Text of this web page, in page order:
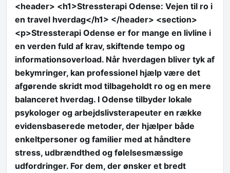
<header> <h1>Stressterapi Odense: Vejen til ro i
en travel hverdag</h1> </header> <section>
<p>Stressterapi Odense er for mange en livline i
en verden fuld af krav, skiftende tempo og
informationsoverload. Når hverdagen bliver tyk af
bekymringer, kan professionel hjælp være det
afgørende skridt mod tilbageholdt ro og en mere
balanceret hverdag. I Odense tilbyder lokale
psykologer og arbejdslivsterapeuter en række
evidensbaserede metoder, der hjælper både
enkeltpersoner og familier med at håndtere
stress, udbrændthed og følelsesmæssige
udfordringer. For dem, der ønsker et bredt